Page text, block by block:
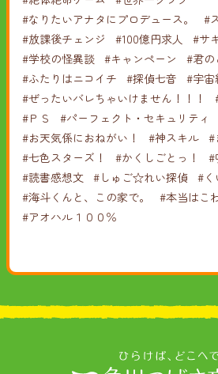
#なりたいアナタにプロデュース。
#
#放課後チェンジ
#100億円求人
#サ
#学校の怪異談 #キャンペーン
#君の
#ふたりはニコイチ
#探偵七音
#宇宙
#ぜったいバレちゃいけません！！！
#ＰＳ
#パーフェクト・セキュリティ
#お天気係におねがい！
#神スキル #
#七色スターズ！
#かくしごとっ！
#
#読書感想文
#しゅご☆れい探偵 #く
#海斗くんと、この家で。
#本当はこ
#アオハル１００％